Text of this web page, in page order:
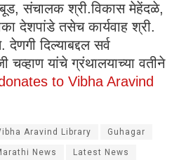
संचालक श्री.विकास मेहेंदळे,
देशपांडे तसेच कार्यवाह श्री.
दिल्याबद्दल सर्व
चव्हाण यांचे ग्रंथालयाच्या वतीने
to Vibha Aravind
Aravind Library Guhagar
News Latest News